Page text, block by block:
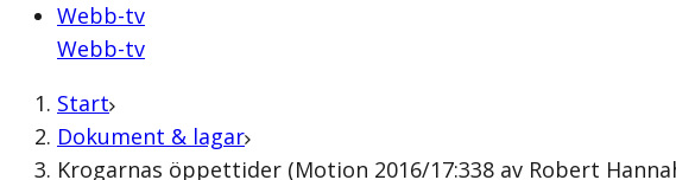
Webb-tv
Webb-tv
Start
Dokument & lagar
Krogarnas öppettider (Motion 2016/17:338 av Robert